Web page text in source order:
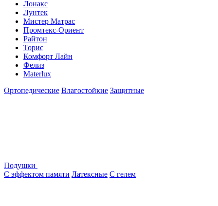
Лонакс
Лунтек
Мистер Матрас
Промтекс-Ориент
Райтон
Торис
Комфорт Лайн
Фелиз
Materlux
Ортопедические Влагостойкие Защитные
Подушки
С эффектом памяти Латексные С гелем